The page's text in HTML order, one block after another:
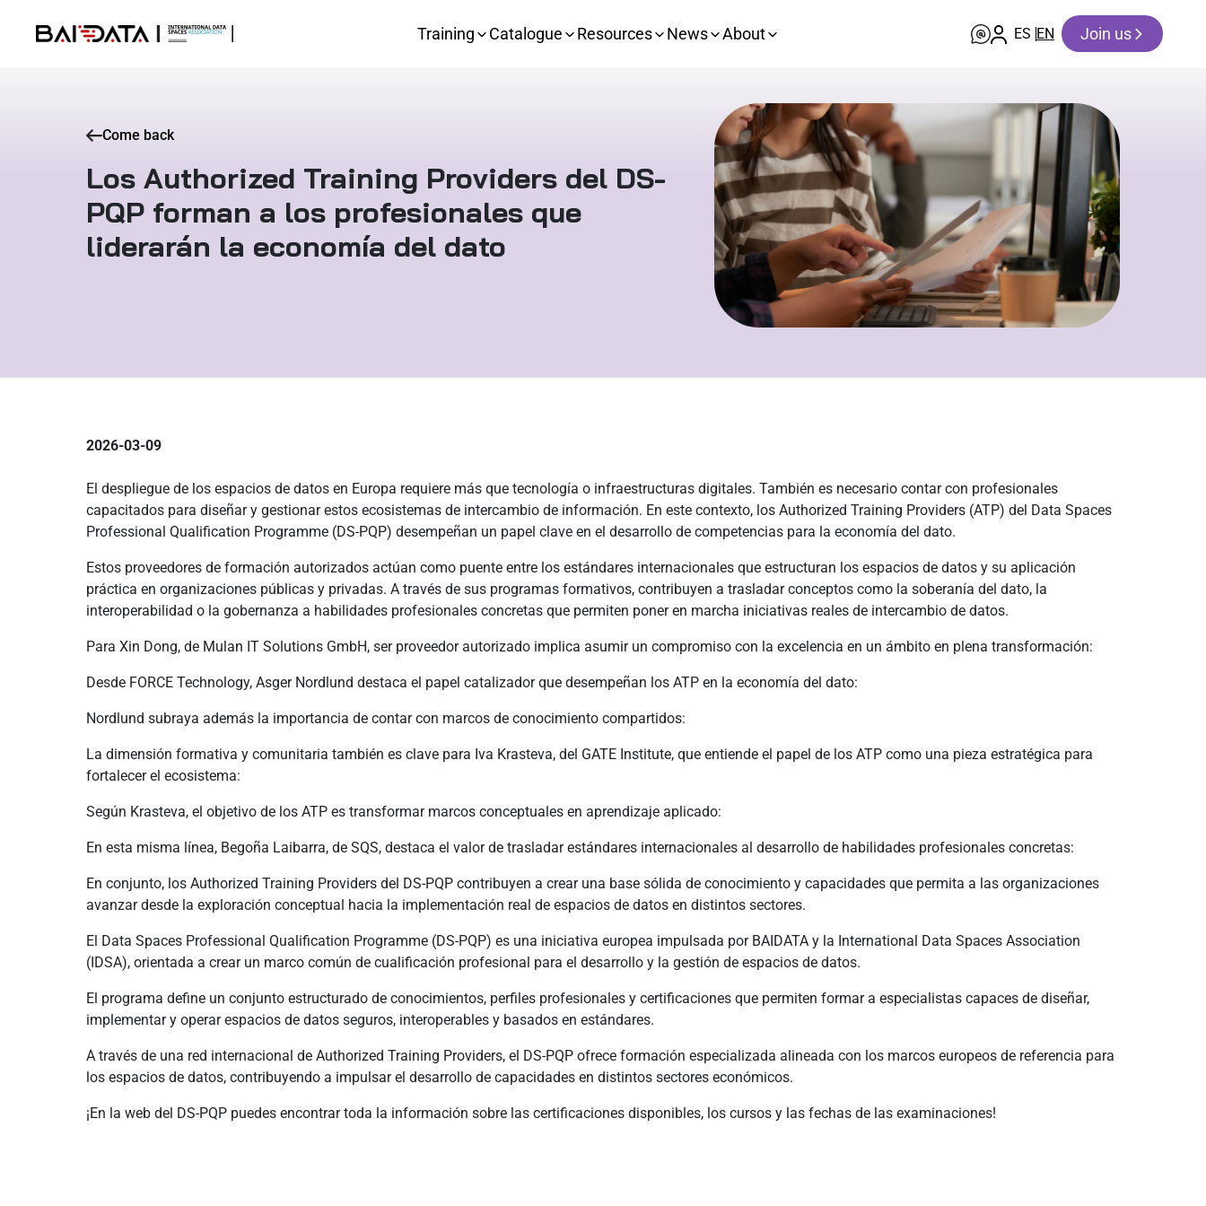
Training Catalogue Resources News About ES EN Join us
Come back
Los Authorized Training Providers del DS-
PQP forman a los profesionales que
liderarán la economía del dato
2026-03-09
El despliegue de los espacios de datos en Europa requiere más que tecnología o infraestructuras digitales. También es necesario contar con profesionales
capacitados para diseñar y gestionar estos ecosistemas de intercambio de información. En este contexto, los Authorized Training Providers (ATP) del Data Spaces
Professional Qualification Programme (DS-PQP) desempeñan un papel clave en el desarrollo de competencias para la economía del dato.
Estos proveedores de formación autorizados actúan como puente entre los estándares internacionales que estructuran los espacios de datos y su aplicación
práctica en organizaciones públicas y privadas. A través de sus programas formativos, contribuyen a trasladar conceptos como la soberanía del dato, la
interoperabilidad o la gobernanza a habilidades profesionales concretas que permiten poner en marcha iniciativas reales de intercambio de datos.
Para Xin Dong, de Mulan IT Solutions GmbH, ser proveedor autorizado implica asumir un compromiso con la excelencia en un ámbito en plena transformación:
Desde FORCE Technology, Asger Nordlund destaca el papel catalizador que desempeñan los ATP en la economía del dato:
Nordlund subraya además la importancia de contar con marcos de conocimiento compartidos:
La dimensión formativa y comunitaria también es clave para Iva Krasteva, del GATE Institute, que entiende el papel de los ATP como una pieza estratégica para
fortalecer el ecosistema:
Según Krasteva, el objetivo de los ATP es transformar marcos conceptuales en aprendizaje aplicado:
En esta misma línea, Begoña Laibarra, de SQS, destaca el valor de trasladar estándares internacionales al desarrollo de habilidades profesionales concretas:
En conjunto, los Authorized Training Providers del DS-PQP contribuyen a crear una base sólida de conocimiento y capacidades que permita a las organizaciones
avanzar desde la exploración conceptual hacia la implementación real de espacios de datos en distintos sectores.
El Data Spaces Professional Qualification Programme (DS-PQP) es una iniciativa europea impulsada por BAIDATA y la International Data Spaces Association
(IDSA), orientada a crear un marco común de cualificación profesional para el desarrollo y la gestión de espacios de datos.
El programa define un conjunto estructurado de conocimientos, perfiles profesionales y certificaciones que permiten formar a especialistas capaces de diseñar,
implementar y operar espacios de datos seguros, interoperables y basados en estándares.
A través de una red internacional de Authorized Training Providers, el DS-PQP ofrece formación especializada alineada con los marcos europeos de referencia para
los espacios de datos, contribuyendo a impulsar el desarrollo de capacidades en distintos sectores económicos.
¡En la web del DS-PQP puedes encontrar toda la información sobre las certificaciones disponibles, los cursos y las fechas de las examinaciones!